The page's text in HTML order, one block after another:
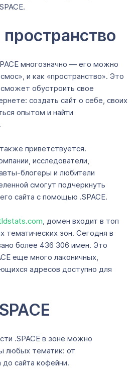
многозначно — его можно
и как «пространство». Это
обустроить свое
создать сайт о себе, своих
опытом и найти
приветствуется.
исследователи,
блогеры и любители
смогут подчеркнуть
сайта с помощью .SPACE.
, домен входит в топ
тематических зон. Сегодня в
более 436 306 имен. Это
еще много лаконичных,
адресов доступно для
.SPACE в зоне можно
любых тематик: от
до сайта кофейни.